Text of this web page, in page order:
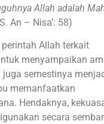
Allah adalah
An – Nisa’: 58)
Allah terkait
menyampaikan
semestinya
memanfaatkan
Hendaknya,
secara